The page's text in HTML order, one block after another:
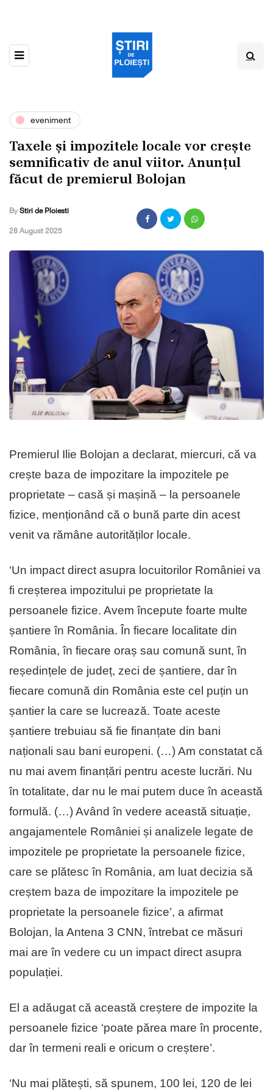
eveniment
Taxele și impozitele locale vor crește
semnificativ de anul viitor. Anunțul
făcut de premierul Bolojan
By Stiri de Ploiesti
,28 August 2025
Premierul Ilie Bolojan a declarat, miercuri, că va
crește baza de impozitare la impozitele pe
proprietate – casă și mașină – la persoanele
fizice, menționând că o bună parte din acest
venit va rămâne autorităților locale.
‘Un impact direct asupra locuitorilor României va
fi creșterea impozitului pe proprietate la
persoanele fizice. Avem începute foarte multe
șantiere în România. În fiecare localitate din
România, în fiecare oraș sau comună sunt, în
reședințele de județ, zeci de șantiere, dar în
fiecare comună din România este cel puțin un
șantier la care se lucrează. Toate aceste
șantiere trebuiau să fie finanțate din bani
naționali sau bani europeni. (…) Am constatat că
nu mai avem finanțări pentru aceste lucrări. Nu
în totalitate, dar nu le mai putem duce în această
formulă. (…) Având în vedere această situație,
angajamentele României și analizele legate de
impozitele pe proprietate la persoanele fizice,
care se plătesc în România, am luat decizia să
creștem baza de impozitare la impozitele pe
proprietate la persoanele fizice’, a afirmat
Bolojan, la Antena 3 CNN, întrebat ce măsuri
mai are în vedere cu un impact direct asupra
populației.
El a adăugat că această creștere de impozite la
persoanele fizice ‘poate părea mare în procente,
dar în termeni reali e oricum o creștere’.
‘Nu mai plătești, să spunem, 100 lei, 120 de lei